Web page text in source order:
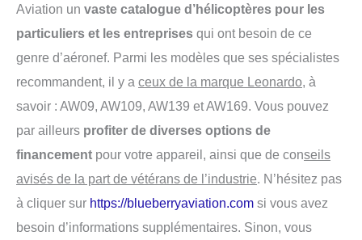
Aviation un vaste catalogue d’hélicoptères pour les
particuliers et les entreprises qui ont besoin de ce
genre d’aéronef. Parmi les modèles que ses spécialistes
recommandent, il y a ceux de la marque Leonardo, à
savoir : AW09, AW109, AW139 et AW169. Vous pouvez
par ailleurs profiter de diverses options de
financement pour votre appareil, ainsi que de conseils
avisés de la part de vétérans de l’industrie. N’hésitez pas
à cliquer sur https://blueberryaviation.com si vous avez
besoin d’informations supplémentaires. Sinon, vous